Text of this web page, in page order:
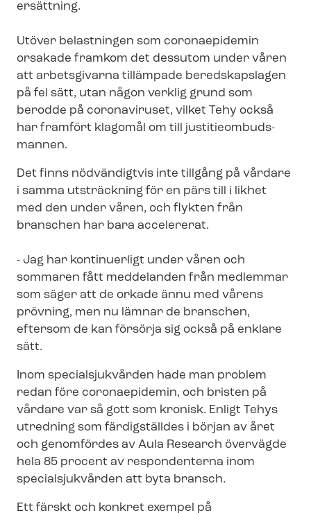
ersättning.
Utöver belastningen som coronaepidemin
orsakade framkom det dessutom under våren
att arbetsgivarna tillämpade beredskapslagen
på fel sätt, utan någon verklig grund som
berodde på coronaviruset, vilket Tehy också
har framfört klagomål om till ju­sti­ti­e­om­buds­
man­nen.
Det finns nödvändigtvis inte tillgång på vårdare
i samma utsträckning för en pärs till i likhet
med den under våren, och flykten från
branschen har bara accelererat.
- Jag har kontinuerligt under våren och
sommaren fått meddelanden från medlemmar
som säger att de orkade ännu med vårens
prövning, men nu lämnar de branschen,
eftersom de kan försörja sig också på enklare
sätt.
Inom specialsjukvården hade man problem
redan före coronaepidemin, och bristen på
vårdare var så gott som kronisk. Enligt Tehys
utredning som färdigställdes i början av året
och genomfördes av Aula Research övervägde
hela 85 procent av respondenterna inom
specialsjukvården att byta bransch.
Ett färskt och konkret exempel på